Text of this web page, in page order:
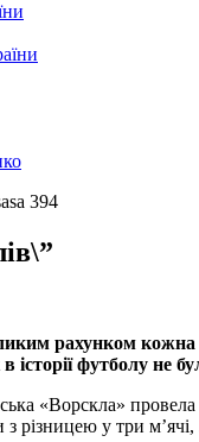
394
рахунком
історії футболу не
«Ворскла»
з різницею у три